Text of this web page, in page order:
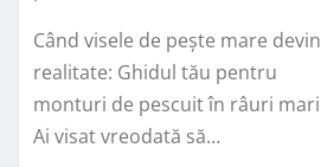
Când visele de pește mare devin
realitate: Ghidul tău pentru
monturi de pescuit în râuri mari
Ai visat vreodată să…